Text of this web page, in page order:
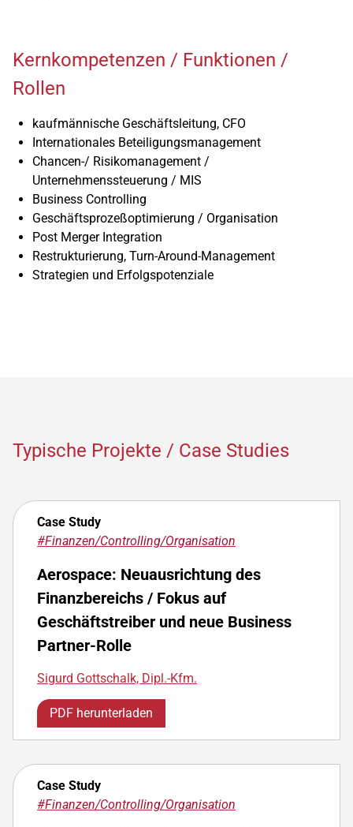
Kernkompetenzen / Funktionen /
Rollen
kaufmännische Geschäftsleitung, CFO
Internationales Beteiligungsmanagement
Chancen-/ Risikomanagement /
Unternehmenssteuerung / MIS
Business Controlling
Geschäftsprozeßoptimierung / Organisation
Post Merger Integration
Restrukturierung, Turn-Around-Management
Strategien und Erfolgspotenziale
Typische Projekte / Case Studies
Case Study
#Finanzen/Controlling/Organisation
Aerospace: Neuausrichtung des
Finanzbereichs / Fokus auf
Geschäftstreiber und neue Business
Partner-Rolle
Sigurd Gottschalk, Dipl.-Kfm.
PDF herunterladen
Case Study
#Finanzen/Controlling/Organisation